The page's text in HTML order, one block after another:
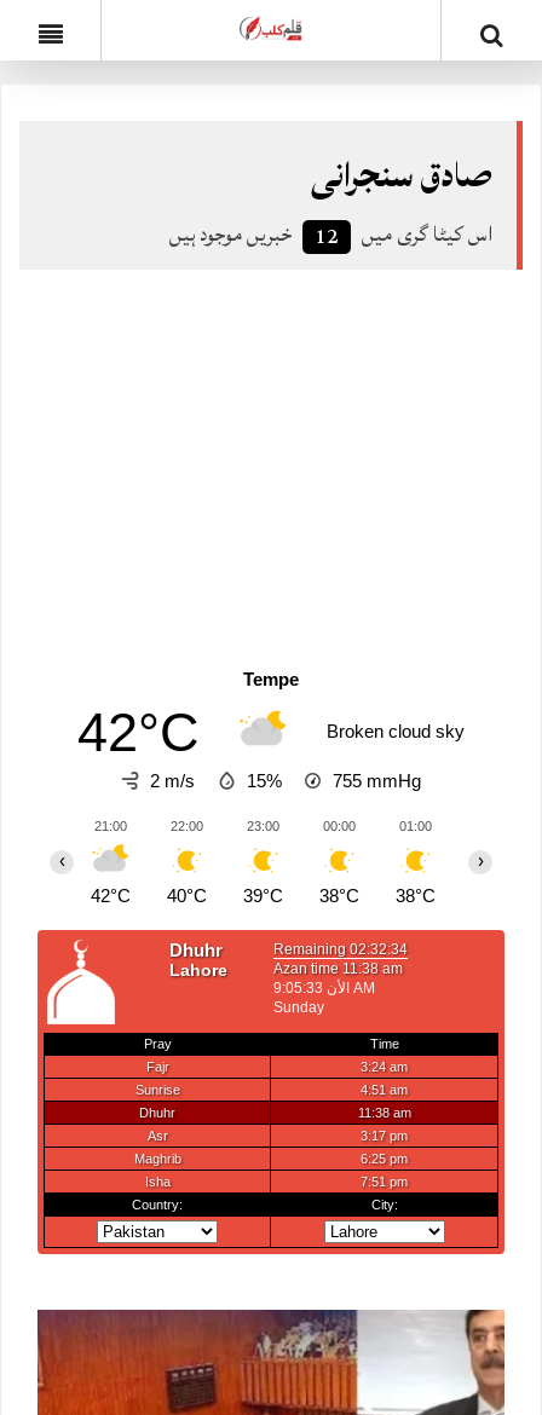
صادق سنجرانی
اس کیٹا گری میں 12 خبریں موجود ہیں
Tempe
42°C Broken cloud sky
2 m/s 15% 755 mmHg
21:00
42°C
22:00
40°C
23:00
39°C
00:00
38°C
01:00
38°C
‹ ›